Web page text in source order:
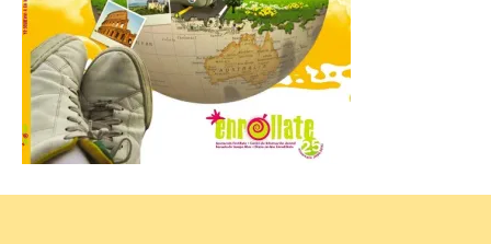
El Mercado Medieval abre
sus puertas en La Bañeza
con más de 60 puestos y
un amplio programa de
animación.
6 Ago 2026